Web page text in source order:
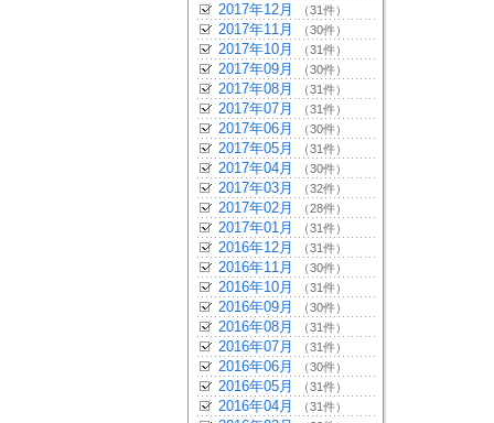
2017年12月 （31件）
2017年11月 （30件）
2017年10月 （31件）
2017年09月 （30件）
2017年08月 （31件）
2017年07月 （31件）
2017年06月 （30件）
2017年05月 （31件）
2017年04月 （30件）
2017年03月 （32件）
2017年02月 （28件）
2017年01月 （31件）
2016年12月 （31件）
2016年11月 （30件）
2016年10月 （31件）
2016年09月 （30件）
2016年08月 （31件）
2016年07月 （31件）
2016年06月 （30件）
2016年05月 （31件）
2016年04月 （31件）